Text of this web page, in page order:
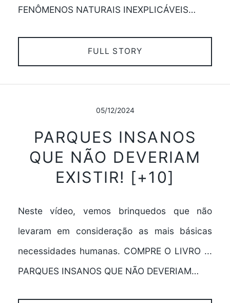
FENÔMENOS NATURAIS INEXPLICÁVEIS…
FULL STORY
05/12/2024
PARQUES INSANOS
QUE NÃO DEVERIAM
EXISTIR! [+10]
Neste vídeo, vemos brinquedos que não
levaram em consideração as mais básicas
necessidades humanas. COMPRE O LIVRO ...
PARQUES INSANOS QUE NÃO DEVERIAM…